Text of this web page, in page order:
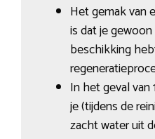
Het gemak van
is dat je
beschikking
In het geval
je (tijdens de
zacht water uit